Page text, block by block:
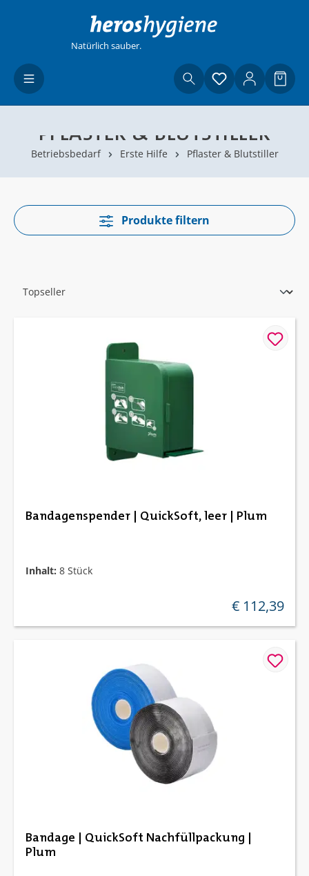
Zum Hauptinhalt springen
Natürlich sauber.
Du hast 0
PFLASTER & BLUTSTILLER
Betriebsbedarf Erste Hilfe Pflaster & Blutstiller
Produkte filtern
Bandagenspender | QuickSoft, leer | Plum
Inhalt: 8 Stück
regulärer preis:
€ 112,39
Bandage | QuickSoft Nachfüllpackung |
Plum